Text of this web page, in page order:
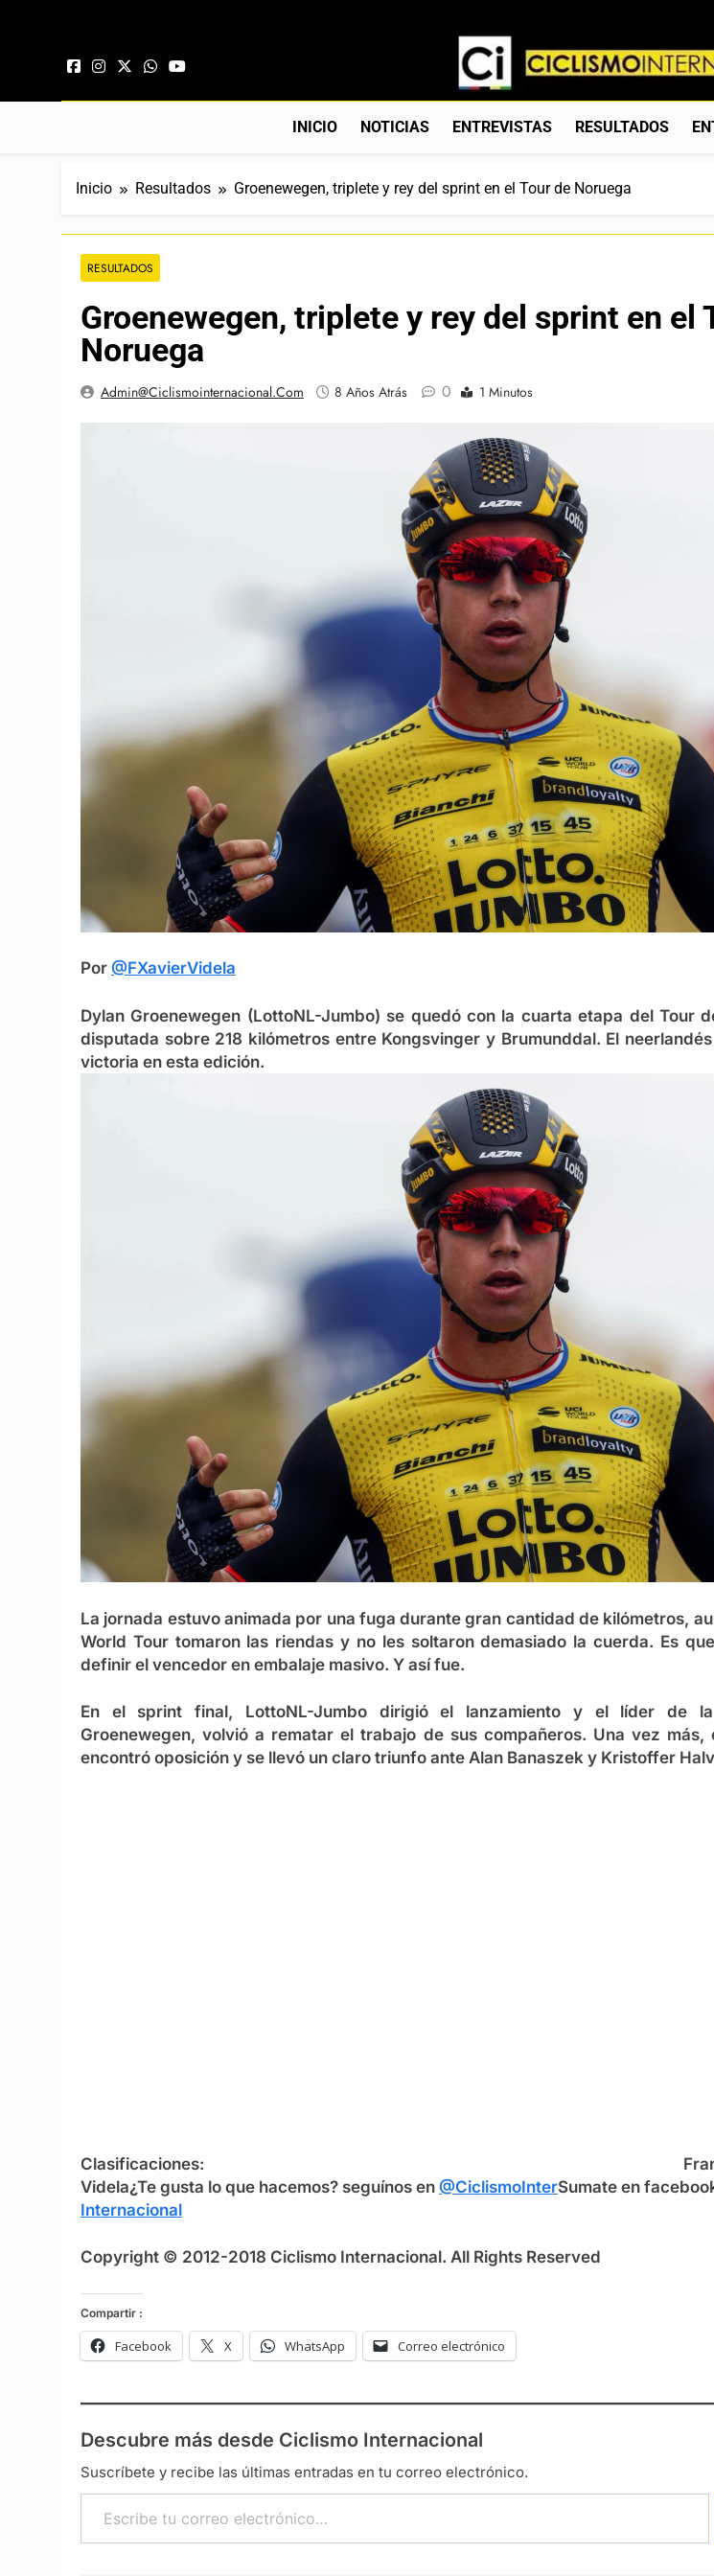
Ciclismo
Web Dedicada Al Ciclismo Mundial.
INICIO NOTICIAS ENTREVISTAS RESULTADOS
Inicio Resultados Groenewegen, triplete y rey del sprint en el Tour de Noruega
RESULTADOS
Groenewegen, triplete y rey del sprint en el
Noruega
Admin@ciclismointernacional.com 8 Años Atrás 0 1 Minutos
Por @FXavierVidela
Dylan Groenewegen (LottoNL-Jumbo) se quedó con la cuarta etapa del Tour
disputada sobre 218 kilómetros entre Kongsvinger y Brumunddal. El
victoria en esta edición.
La jornada estuvo animada por una fuga durante gran cantidad de kilómetros,
World Tour tomaron las riendas y no les soltaron demasiado la cuerda. Es
definir el vencedor en embalaje masivo. Y así fue.
En el sprint final, LottoNL-Jumbo dirigió el lanzamiento y el líder de
Groenewegen, volvió a rematar el trabajo de sus compañeros. Una vez más,
encontró oposición y se llevó un claro triunfo ante Alan Banaszek y Kristoffer
Clasificaciones:
Videla¿Te gusta lo que hacemos? seguínos en @CiclismoInterSumate en
Internacional
Copyright © 2012-2018 Ciclismo Internacional. All Rights Reserved
Compartir :
Facebook X WhatsApp Correo electrónico
Descubre más desde Ciclismo Internacional
Suscríbete y recibe las últimas entradas en tu correo electrónico.
Escribe tu correo electrónico…